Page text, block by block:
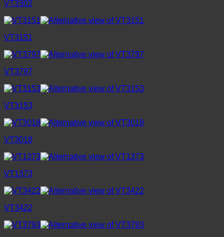
VT3302
VT3151
VT3797
VT3153
VT3018
VT1373
VT3422